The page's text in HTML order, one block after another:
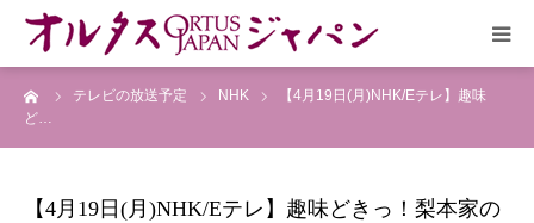
テレビの放送予定 NHK
【4月19日(月)NHK/Eテレ】趣味
ど…
【4月19日(月)NHK/Eテレ】趣味どきっ！梨本家の
HOME